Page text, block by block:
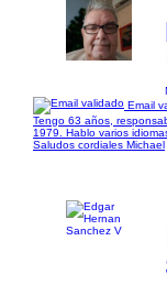
Email
Tengo 63 años,
1979. Hablo varios
Saludos cordiales Michael